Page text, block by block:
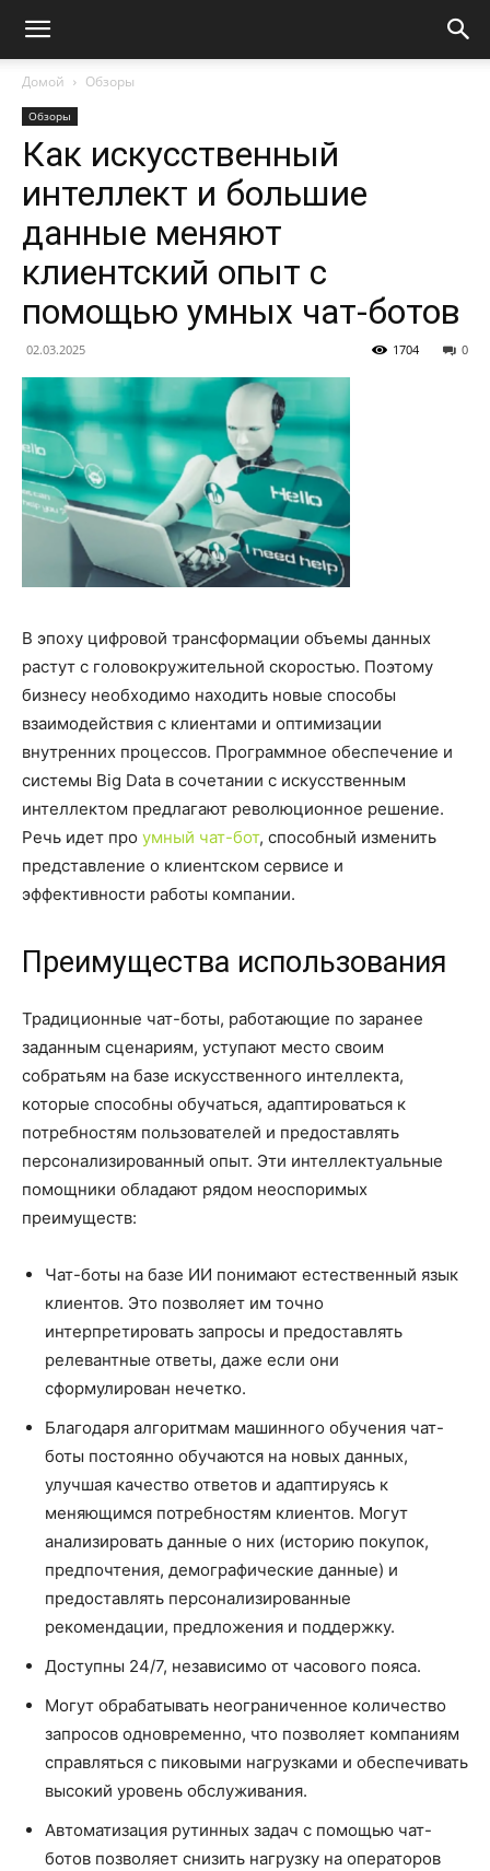
Домой Обзоры
Обзоры
Как искусственный
интеллект и большие
данные меняют
клиентский опыт с
помощью умных чат-ботов
02.03.2025 0
1704
В эпоху цифровой трансформации объемы данных
растут с головокружительной скоростью. Поэтому
бизнесу необходимо находить новые способы
взаимодействия с клиентами и оптимизации
внутренних процессов. Программное обеспечение и
системы Big Data в сочетании с искусственным
интеллектом предлагают революционное решение.
Речь идет про умный чат-бот, способный изменить
представление о клиентском сервисе и
эффективности работы компании.
Преимущества использования
Традиционные чат-боты, работающие по заранее
заданным сценариям, уступают место своим
собратьям на базе искусственного интеллекта,
которые способны обучаться, адаптироваться к
потребностям пользователей и предоставлять
персонализированный опыт. Эти интеллектуальные
помощники обладают рядом неоспоримых
преимуществ:
Чат-боты на базе ИИ понимают естественный язык
клиентов. Это позволяет им точно
интерпретировать запросы и предоставлять
релевантные ответы, даже если они
сформулирован нечетко.
Благодаря алгоритмам машинного обучения чат-
боты постоянно обучаются на новых данных,
улучшая качество ответов и адаптируясь к
меняющимся потребностям клиентов. Могут
анализировать данные о них (историю покупок,
предпочтения, демографические данные) и
предоставлять персонализированные
рекомендации, предложения и поддержку.
Доступны 24/7, независимо от часового пояса.
Могут обрабатывать неограниченное количество
запросов одновременно, что позволяет компаниям
справляться с пиковыми нагрузками и обеспечивать
высокий уровень обслуживания.
Автоматизация рутинных задач с помощью чат-
ботов позволяет снизить нагрузку на операторов